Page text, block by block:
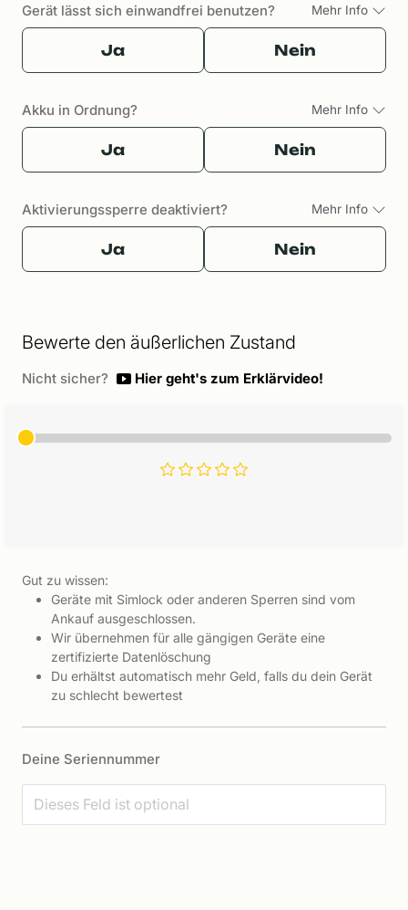
Gerät lässt sich einwandfrei benutzen? Mehr Info
Ja Nein
Akku in Ordnung? Mehr Info
Ja Nein
Aktivierungssperre deaktiviert? Mehr Info
Ja Nein
Bewerte den äußerlichen Zustand
Nicht sicher? Hier geht's zum Erklärvideo!
Gut zu wissen:
Geräte mit Simlock oder anderen Sperren sind vom
Ankauf ausgeschlossen.
Wir übernehmen für alle gängigen Geräte eine
zertifizierte Datenlöschung
Du erhältst automatisch mehr Geld, falls du dein Gerät
zu schlecht bewertest
Deine Seriennummer